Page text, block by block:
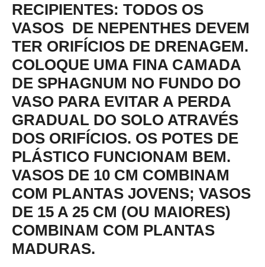
RECIPIENTES: TODOS OS
VASOS DE NEPENTHES DEVEM
TER ORIFÍCIOS DE DRENAGEM.
COLOQUE UMA FINA CAMADA
DE SPHAGNUM NO FUNDO DO
VASO PARA EVITAR A PERDA
GRADUAL DO SOLO ATRAVÉS
DOS ORIFÍCIOS. OS POTES DE
PLÁSTICO FUNCIONAM BEM.
VASOS DE 10 CM COMBINAM
COM PLANTAS JOVENS; VASOS
DE 15 A 25 CM (OU MAIORES)
COMBINAM COM PLANTAS
MADURAS.